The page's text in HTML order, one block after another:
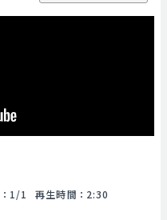
： 1/1 再生時間 ： 2:30